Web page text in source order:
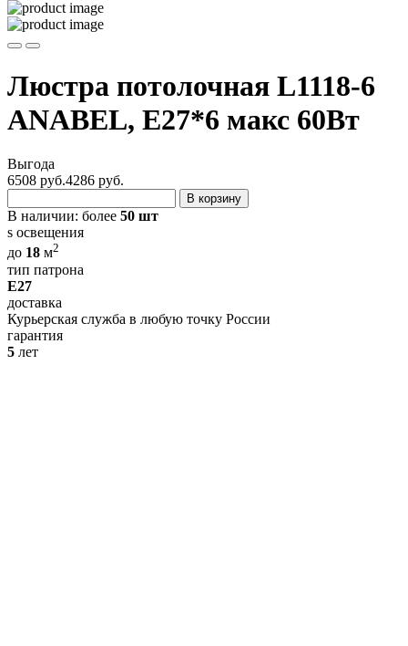
Люстра потолочная L1118-6
ANABEL, Е27*6 макс 60Вт
Выгода
6508 руб.4286 руб.
В корзину
В наличии: более 50 шт
s освещения
до 18 м2
тип патрона
E27
доставка
Курьерская служба в любую точку России
гарантия
5 лет